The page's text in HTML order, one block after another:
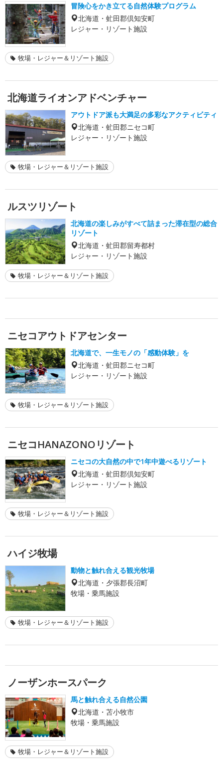
冒険心をかき立てる自然体験プログラム
北海道・虻田郡倶知安町
レジャー・リゾート施設
牧場・レジャー＆リゾート施設
北海道ライオンアドベンチャー
アウトドア派も大満足の多彩なアクティビティ
北海道・虻田郡ニセコ町
レジャー・リゾート施設
牧場・レジャー＆リゾート施設
ルスツリゾート
北海道の楽しみがすべて詰まった滞在型の総合
リゾート
北海道・虻田郡留寿都村
レジャー・リゾート施設
牧場・レジャー＆リゾート施設
ニセコアウトドアセンター
北海道で、一生モノの「感動体験」を
北海道・虻田郡ニセコ町
レジャー・リゾート施設
牧場・レジャー＆リゾート施設
ニセコHANAZONOリゾート
ニセコの大自然の中で1年中遊べるリゾート
北海道・虻田郡倶知安町
レジャー・リゾート施設
牧場・レジャー＆リゾート施設
ハイジ牧場
動物と触れ合える観光牧場
北海道・夕張郡長沼町
牧場・乗馬施設
牧場・レジャー＆リゾート施設
ノーザンホースパーク
馬と触れ合える自然公園
北海道・苫小牧市
牧場・乗馬施設
牧場・レジャー＆リゾート施設